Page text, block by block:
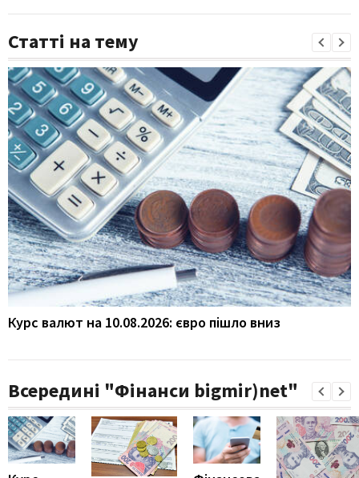
Статті на тему
Курс валют на 10.08.2026: євро пішло вниз
Всередині "Фінанси bigmir)net"